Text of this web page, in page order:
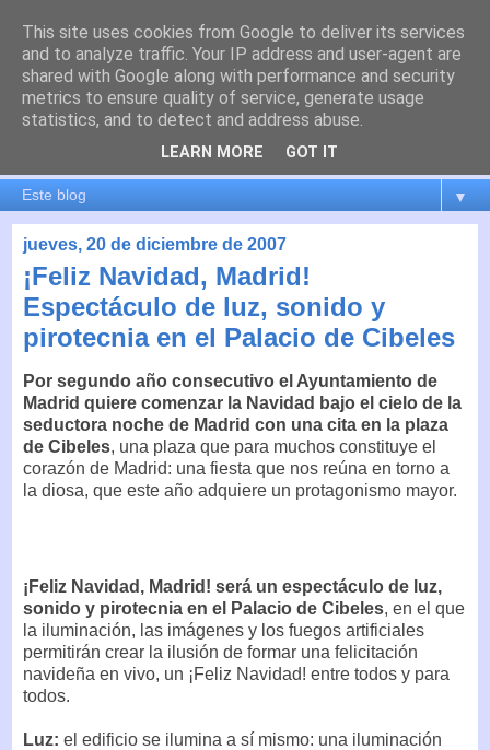
es por madrid
El blog de Madrid y su actualidad, proyectos, transporte,
movilidad, arquitectura, participación, medio ambiente,
educación, empleo, ...
▼
jueves, 20 de diciembre de 2007
¡Feliz Navidad, Madrid!
Espectáculo de luz, sonido y
pirotecnia en el Palacio de Cibeles
Por segundo año consecutivo el Ayuntamiento de
Madrid quiere comenzar la Navidad bajo el cielo de la
seductora noche de Madrid con una cita en la plaza
de Cibeles, una plaza que para muchos constituye el
corazón de Madrid: una fiesta que nos reúna en torno a
la diosa, que este año adquiere un protagonismo mayor.
¡Feliz Navidad, Madrid! será un espectáculo de luz,
sonido y pirotecnia en el Palacio de Cibeles, en el que
la iluminación, las imágenes y los fuegos artificiales
permitirán crear la ilusión de formar una felicitación
navideña en vivo, un ¡Feliz Navidad! entre todos y para
todos.
Luz: el edificio se ilumina a sí mismo: una iluminación
This site uses cookies from Google to deliver its services
and to analyze traffic. Your IP address and user-agent are
shared with Google along with performance and security
metrics to ensure quality of service, generate usage
statistics, and to detect and address abuse.
LEARN MORE GOT IT